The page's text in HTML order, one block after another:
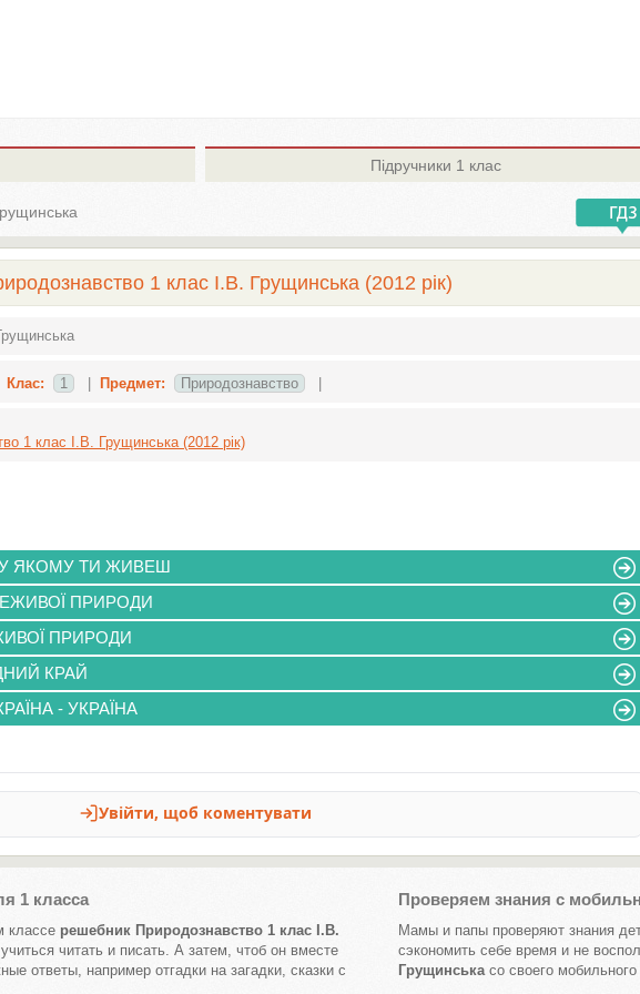
Підручники 1 клас
1 клас І.В. Грущинська (2012 рік)
Клас: 1 Предмет: Природознавство
1 клас І.В. Грущинська (2012 рік)
У ЯКОМУ ТИ ЖИВЕШ
ПРИРОДИ
ПРИРОДИ
КРАЙ
- УКРАЇНА
1 класса
классе решебник Природознавство 1 клас І.В.
читать и писать. А затем, чтоб он вместе
ответы, например отгадки на загадки, сказки с
Проверяем знания с
Мамы и папы проверяют знания
сэкономить себе время и не
Грущинськасо своего